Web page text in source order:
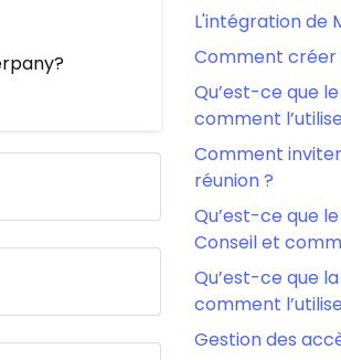
L'intégration de
Comment créer
Qu’est-ce que
comment
Comment
réunion ?
Qu’est-ce que
Conseil et
Qu’est-ce que
comment
Gestion des